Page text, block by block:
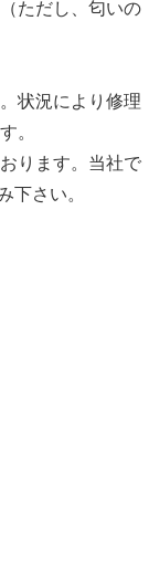
ただし、匂いの
状況により修理
。
ります。当社で
下さい。